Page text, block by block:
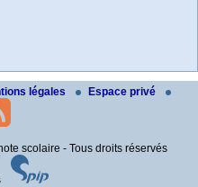
légales Espace privé
scolaire - Tous droits réservés